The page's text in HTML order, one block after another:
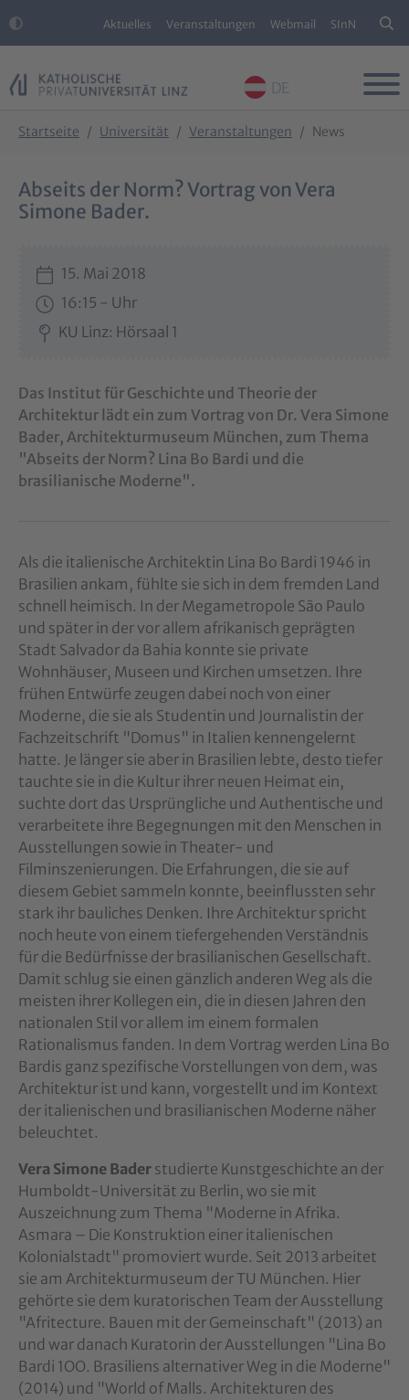
Aktuelles Veranstaltungen Webmail SInN
DE
Startseite Universität Veranstaltungen News
Abseits der Norm? Vortrag von Vera
Simone Bader.
15. Mai 2018
16:15 - Uhr
KU Linz: Hörsaal 1
Das Institut für Geschichte und Theorie der
Architektur lädt ein zum Vortrag von Dr. Vera Simone
Bader, Architekturmuseum München, zum Thema
"Abseits der Norm? Lina Bo Bardi und die
brasilianische Moderne".
Als die italienische Architektin Lina Bo Bardi 1946 in
Brasilien ankam, fühlte sie sich in dem fremden Land
schnell heimisch. In der Megametropole São Paulo
und später in der vor allem afrikanisch geprägten
Stadt Salvador da Bahia konnte sie private
Wohnhäuser, Museen und Kirchen umsetzen. Ihre
frühen Entwürfe zeugen dabei noch von einer
Moderne, die sie als Studentin und Journalistin der
Fachzeitschrift "Domus" in Italien kennengelernt
hatte. Je länger sie aber in Brasilien lebte, desto tiefer
tauchte sie in die Kultur ihrer neuen Heimat ein,
suchte dort das Ursprüngliche und Authentische und
verarbeitete ihre Begegnungen mit den Menschen in
Ausstellungen sowie in Theater- und
Filminszenierungen. Die Erfahrungen, die sie auf
diesem Gebiet sammeln konnte, beeinflussten sehr
stark ihr bauliches Denken. Ihre Architektur spricht
noch heute von einem tiefergehenden Verständnis
für die Bedürfnisse der brasilianischen Gesellschaft.
Damit schlug sie einen gänzlich anderen Weg als die
meisten ihrer Kollegen ein, die in diesen Jahren den
nationalen Stil vor allem im einem formalen
Rationalismus fanden. In dem Vortrag werden Lina Bo
Bardis ganz spezifische Vorstellungen von dem, was
Architektur ist und kann, vorgestellt und im Kontext
der italienischen und brasilianischen Moderne näher
beleuchtet.
Vera Simone Bader studierte Kunstgeschichte an der
Humboldt-Universität zu Berlin, wo sie mit
Auszeichnung zum Thema "Moderne in Afrika.
Asmara – Die Konstruktion einer italienischen
Kolonialstadt" promoviert wurde. Seit 2013 arbeitet
sie am Architekturmuseum der TU München. Hier
gehörte sie dem kuratorischen Team der Ausstellung
"Afritecture. Bauen mit der Gemeinschaft" (2013) an
und war danach Kuratorin der Ausstellungen "Lina Bo
Bardi 1OO. Brasiliens alternativer Weg in die Moderne"
(2014) und "World of Malls. Architekturen des